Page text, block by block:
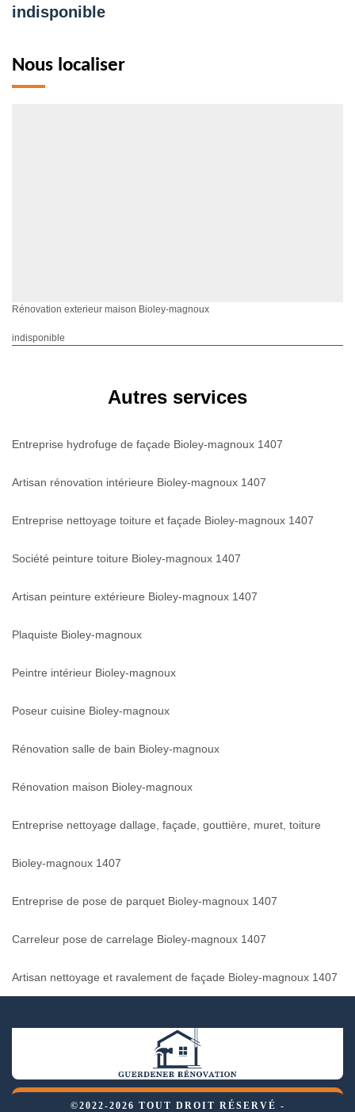
indisponible
Nous localiser
Rénovation exterieur maison Bioley-magnoux
indisponible
Autres services
Entreprise hydrofuge de façade Bioley-magnoux 1407
Artisan rénovation intérieure Bioley-magnoux 1407
Entreprise nettoyage toiture et façade Bioley-magnoux 1407
Société peinture toiture Bioley-magnoux 1407
Artisan peinture extérieure Bioley-magnoux 1407
Plaquiste Bioley-magnoux
Peintre intérieur Bioley-magnoux
Poseur cuisine Bioley-magnoux
Rénovation salle de bain Bioley-magnoux
Rénovation maison Bioley-magnoux
Entreprise nettoyage dallage, façade, gouttière, muret, toiture
Bioley-magnoux 1407
Entreprise de pose de parquet Bioley-magnoux 1407
Carreleur pose de carrelage Bioley-magnoux 1407
Artisan nettoyage et ravalement de façade Bioley-magnoux 1407
©2022-2026 TOUT DROIT RÉSERVÉ -